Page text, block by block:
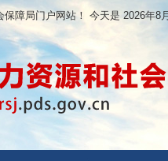
障局门户网站！ 今天是 2026年8